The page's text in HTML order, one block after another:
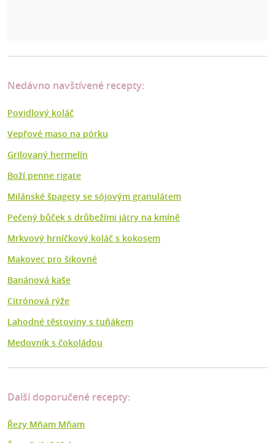
Nedávno navštívené recepty:
Povidlový koláč
Vepřové maso na pórku
Grilovaný hermelín
Boží penne rigate
Milánské špagety se sójovým granulátem
Pečený bůček s drůbežími játry na kmíně
Mrkvový hrníčkový koláč s kokosem
Makovec pro šikovné
Banánová kaše
Citrónová rýže
Lahodné těstoviny s tuňákem
Medovník s čokoládou
Další doporučené recepty:
Řezy Mňam Mňam